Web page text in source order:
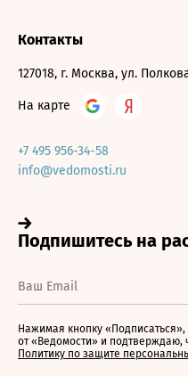
Контакты
127018, г. Москва, ул.
На карте
+7 495 956-34-58
info@vedomosti.ru
Нажимая кнопку
от «Ведомости» и
Политику по защите